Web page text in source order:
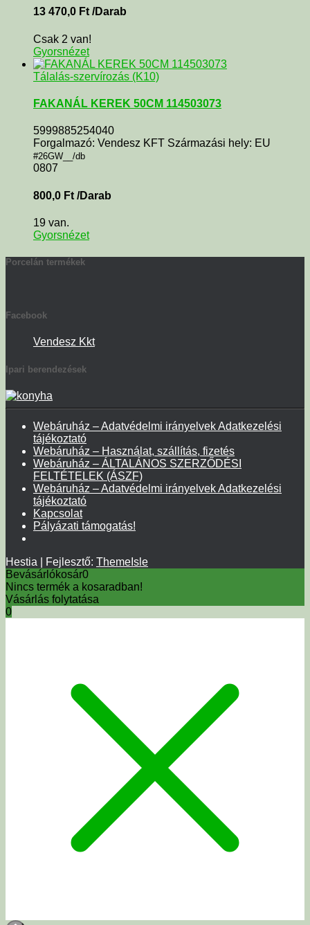
13 470,0 Ft /Darab
Csak 2 van!
Gyorsnézet
Tálalás-szervírozás (K10)
FAKANÁL KEREK 50CM 114503073
5999885254040
Forgalmazó: Vendesz KFT Származási hely: EU
#26GW__/db
0807
800,0 Ft /Darab
19 van.
Gyorsnézet
Porcelán termékek
Facebook
Vendesz Kkt
Ipari berendezések
Webáruház – Adatvédelmi irányelvek Adatkezelési
tájékoztató
Webáruház – Használat, szállítás, fizetés
Webáruház – ÁLTALÁNOS SZERZŐDÉSI
FELTÉTELEK (ÁSZF)
Webáruház – Adatvédelmi irányelvek Adatkezelési
tájékoztató
Kapcsolat
Pályázati támogatás!
Hestia | Fejlesztő: ThemeIsle
Bevásárlókosár0
Nincs termék a kosaradban!
Vásárlás folytatása
0